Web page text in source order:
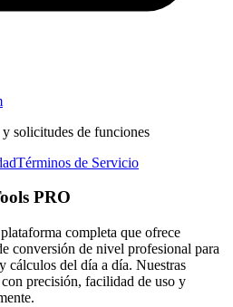
solicitudes de funciones
Términos de Servicio
PRO
completa que ofrece
conversión de nivel profesional para
cálculos del día a día. Nuestras
con precisión, facilidad de uso y